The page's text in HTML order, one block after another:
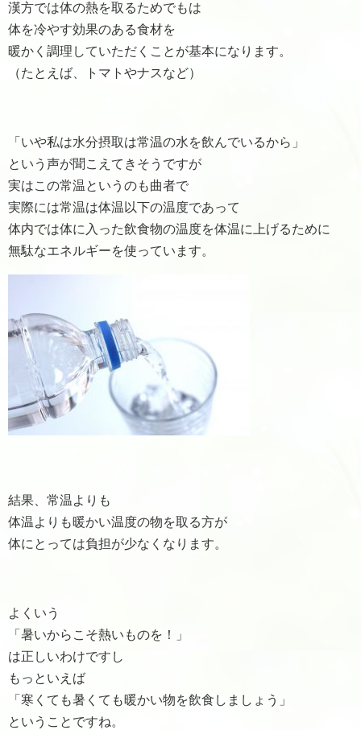
漢方では体の熱を取るためでもは
体を冷やす効果のある食材を
暖かく調理していただくことが基本になります。
（たとえば、トマトやナスなど）
「いや私は水分摂取は常温の水を飲んでいるから」
という声が聞こえてきそうですが
実はこの常温というのも曲者で
実際には常温は体温以下の温度であって
体内では体に入った飲食物の温度を体温に上げるために
無駄なエネルギーを使っています。
結果、常温よりも
体温よりも暖かい温度の物を取る方が
体にとっては負担が少なくなります。
よくいう
「暑いからこそ熱いものを！」
は正しいわけですし
もっといえば
「寒くても暑くても暖かい物を飲食しましょう」
ということですね。